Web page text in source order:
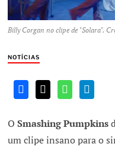
Billy Corgan no clipe de "Solara".
NOTÍCIAS
OSmashing Pumpkins
um clipe insano para o